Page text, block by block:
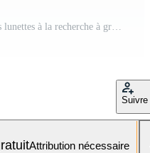
fermer de Jeune femme portant des lunettes à la recherche à grand numérique pépin écran tandis que affichage lignes de code. professionnel les pirates Pause dans cyber Sécurité défenses. Vidéo Gratuite
Suivre
Attribution nécessaire